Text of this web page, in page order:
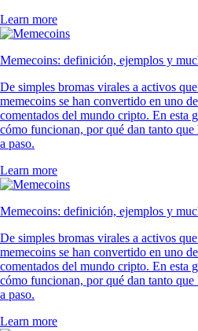
Learn more
Memecoins: definición, ejemplos y
De simples bromas virales a activos
memecoins se han convertido en uno
comentados del mundo cripto. En esta
cómo funcionan, por qué dan tanto
a paso.
Learn more
Memecoins: definición, ejemplos y
De simples bromas virales a activos
memecoins se han convertido en uno
comentados del mundo cripto. En esta
cómo funcionan, por qué dan tanto
a paso.
Learn more